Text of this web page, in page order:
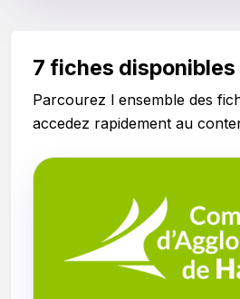
7 fiches disponibles
Parcourez l ensemble des
accedez rapidement au